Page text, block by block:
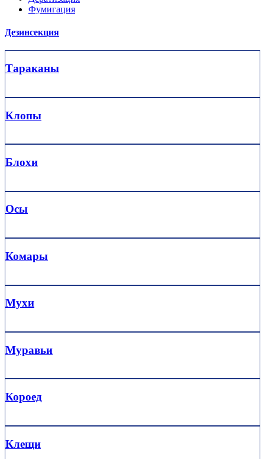
Фумигация
Дезинсекция
Тараканы
Клопы
Блохи
Осы
Комары
Мухи
Муравьи
Короед
Клещи